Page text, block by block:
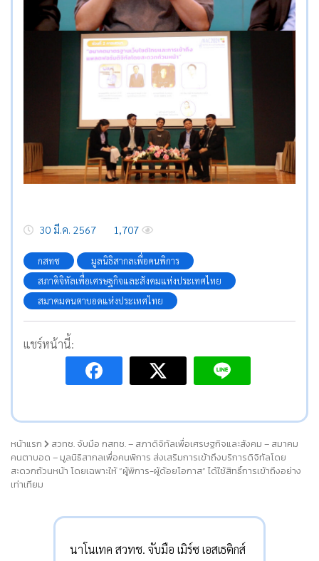
30 มี.ค. 2567 1,707
กสทช
มูลนิธิสากลเพื่อคนพิการ
สภาดิจิทัลเพื่อเศรษฐกิจและสังคมแห่งประเทศไทย
สมาคมคนตาบอดแห่งประเทศไทย
แชร์หน้านี้:
หน้าแรก
สวทช. จับมือ กสทช. – สภาดิจิทัลเพื่อเศรษฐกิจและสังคม – สมาคม
คนตาบอด – มูลนิธิสากลเพื่อคนพิการ ส่งเสริมการเข้าถึงบริการดิจิทัลโดย
สะดวกถ้วนหน้า โดยเฉพาะให้ “ผู้พิการ-ผู้ด้อยโอกาส” ได้ใช้สิทธิ์การเข้าถึงอย่าง
เท่าเทียม
นาโนเทค สวทช. จับมือ เมิร์ซ เอสเธติกส์